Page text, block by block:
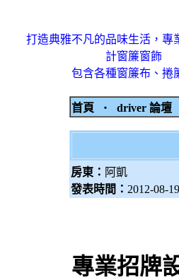
打造典雅不凡的品味生活，專
計窗簾窗飾
包含各種窗簾布、捲
首頁 ‧ driver 論壇
房東： 阿凱
發表時間： 2012-08-19
專業招牌